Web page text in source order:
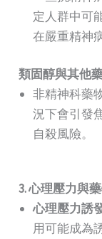
定人群中可
在嚴重精神
類固醇與其他
非精神科藥
況下會引發
自殺風險。
3. 心理壓力與
心理壓力誘
用可能成為